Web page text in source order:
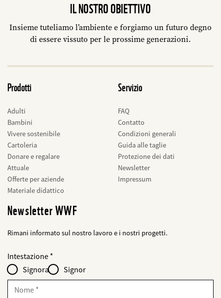
IL NOSTRO OBIETTIVO
Insieme tuteliamo l’ambiente e forgiamo un futuro degno
di essere vissuto per le prossime generazioni.
Prodotti
Adulti
Bambini
Vivere sostenibile
Cartoleria
Donare e regalare
Attuale
Offerte per aziende
Materiale didattico
Servizio
FAQ
Contatto
Condizioni generali
Guida alle taglie
Protezione dei dati
Newsletter
Impressum
Newsletter WWF
Rimani informato sul nostro lavoro e i nostri progetti.
Infofelder
löschen
-
für
web2lead
Intestazione
Signora
Signor
Nome